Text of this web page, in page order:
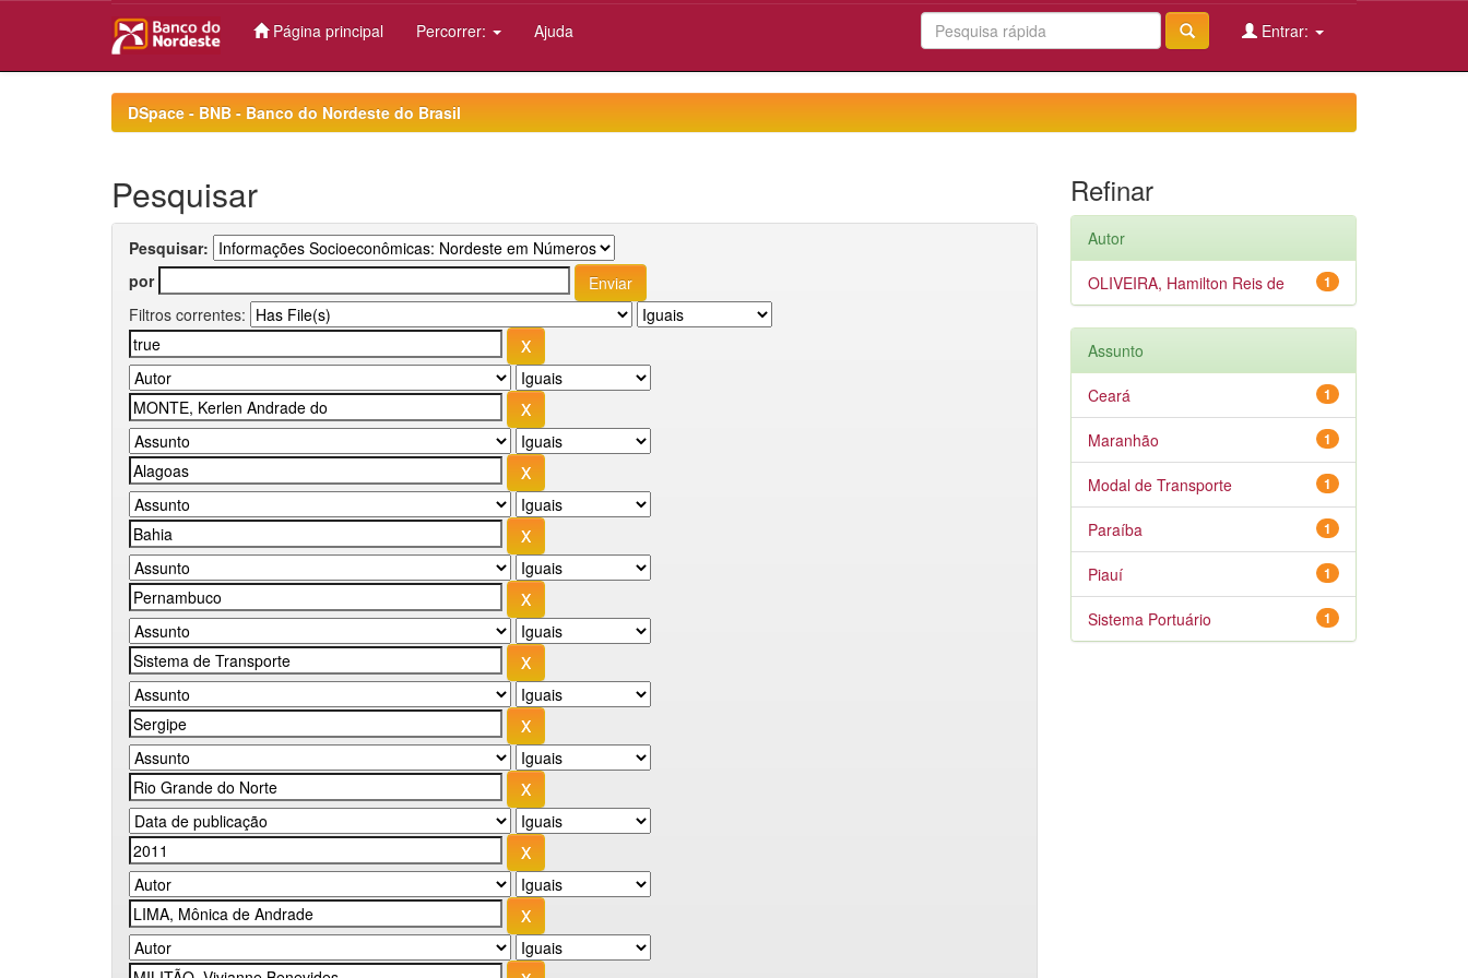
Página principal Percorrer: Ajuda Entrar:
DSpace - BNB - Banco do Nordeste do Brasil
Pesquisar
Pesquisar:
por
Filtros correntes:
Refinar
Autor
1
OLIVEIRA, Hamilton Reis de
Assunto
1
Ceará
1
Maranhão
1
Modal de Transporte
1
Paraíba
1
Piauí
1
Sistema Portuário